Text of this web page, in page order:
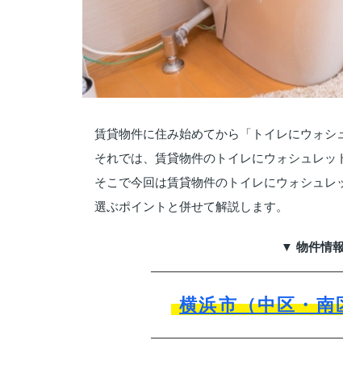
賃貸物件に住み始めてから「トイレにウォシ
それでは、賃貸物件のトイレにウォシュレッ
そこで今回は賃貸物件のトイレにウォシュ
選ぶポイントと併せて解説します。
▼ 物件情
横浜市（中区・